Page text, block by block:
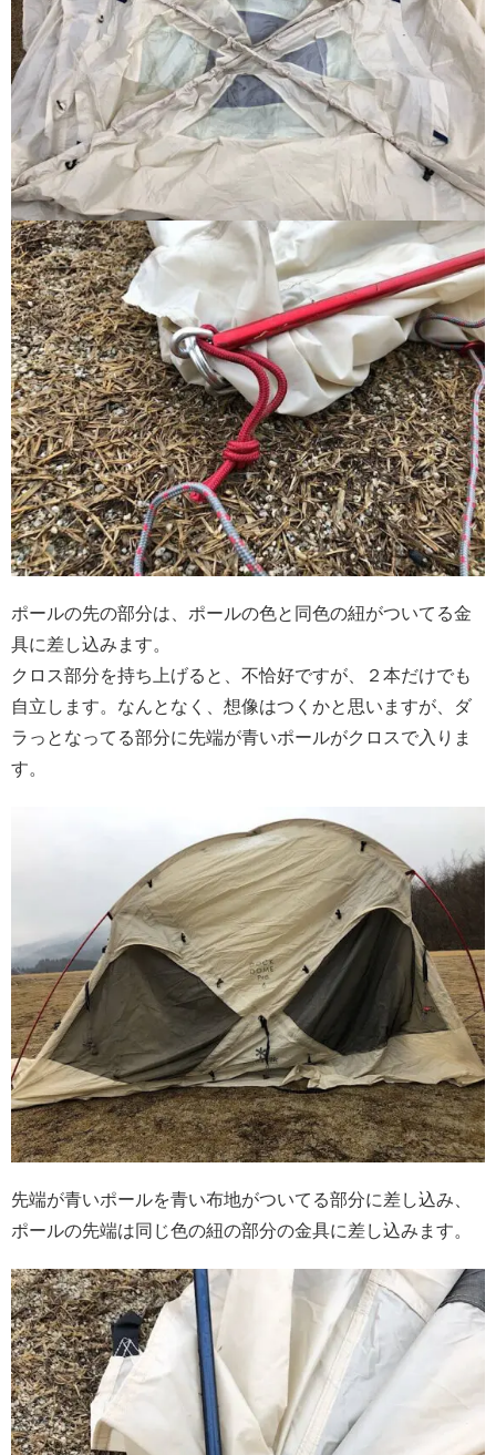
ポールの先の部分は、ポールの色と同色の紐がついてる金
具に差し込みます。
クロス部分を持ち上げると、不恰好ですが、２本だけでも
自立します。なんとなく、想像はつくかと思いますが、ダ
ラっとなってる部分に先端が青いポールがクロスで入りま
す。
先端が青いポールを青い布地がついてる部分に差し込み、
ポールの先端は同じ色の紐の部分の金具に差し込みます。